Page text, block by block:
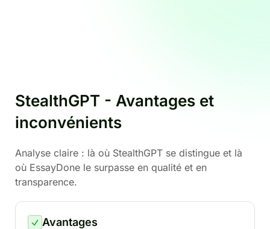
StealthGPT - Avantages et
inconvénients
Analyse claire : là où StealthGPT se distingue et là
où EssayDone le surpasse en qualité et en
transparence.
Avantages